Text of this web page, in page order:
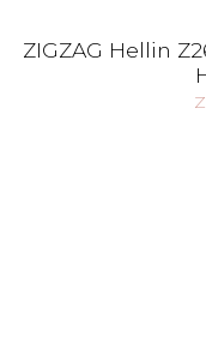
ZIGZAG Hellin